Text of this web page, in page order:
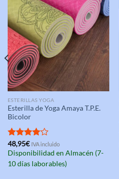
ESTERILLAS YOGA
Esterilla de Yoga Amaya T.P.E.
Bicolor
Valorado
con4.00
de 5
48,95€ IVA incluido
Disponibilidad en Almacén (7-
10 días laborables)